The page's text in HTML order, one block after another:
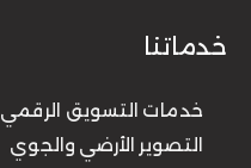
خدماتنا
خدمات التسويق الرقمي
التصوير الأرضي والجوي